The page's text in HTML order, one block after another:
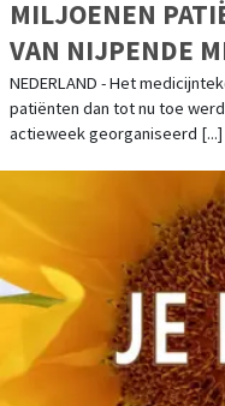
MILJOENEN
VAN NIJPENDE
NEDERLAND - Het
patiënten dan tot nu toe
actieweek georganiseerd [...]